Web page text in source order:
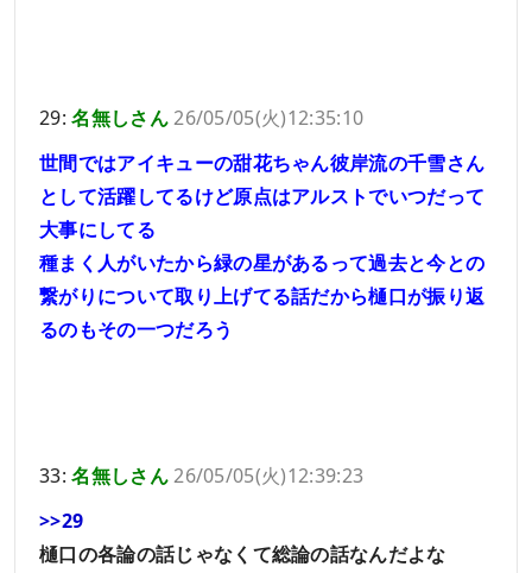
29:名無しさん26/05/05(火)12:35:10
世間ではアイキューの甜花ちゃん彼岸流の千雪さん
として活躍してるけど原点はアルストでいつだって
大事にしてる
種まく人がいたから緑の星があるって過去と今との
繋がりについて取り上げてる話だから樋口が振り返
るのもその一つだろう
33:名無しさん26/05/05(火)12:39:23
>>29
樋口の各論の話じゃなくて総論の話なんだよな